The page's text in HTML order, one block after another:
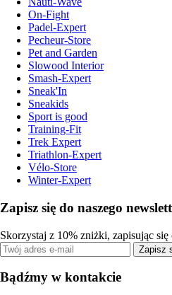
On-Fight
Padel-Expert
Pecheur-Store
Pet and Garden
Slowood Interior
Smash-Expert
Sneak'In
Sneakids
Sport is good
Training-Fit
Trek Expert
Triathlon-Expert
Vélo-Store
Winter-Expert
Zapisz się do naszego
Skorzystaj z 10% zniżki, zapisując się
Zapisz
Bądźmy w kontakcie